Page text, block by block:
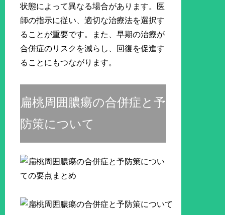
状態によって異なる場合があります。医
師の指示に従い、適切な治療法を選択す
ることが重要です。また、早期の治療が
合併症のリスクを減らし、回復を促進す
ることにもつながります。
扁桃周囲膿瘍の合併症と予
防策について